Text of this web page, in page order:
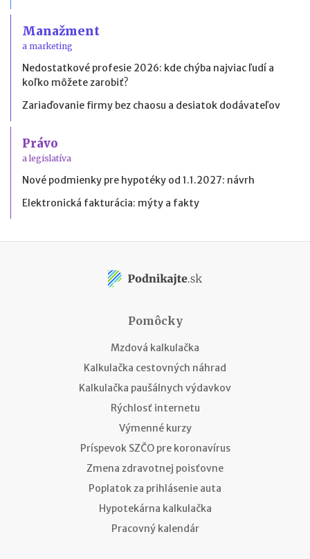
Manažment
a marketing
Nedostatkové profesie 2026: kde chýba najviac ľudí a
koľko môžete zarobiť?
Zariaďovanie firmy bez chaosu a desiatok dodávateľov
Právo
a legislatíva
Nové podmienky pre hypotéky od 1.1.2027: návrh
Elektronická fakturácia: mýty a fakty
Pomôcky
Mzdová kalkulačka
Kalkulačka cestovných náhrad
Kalkulačka paušálnych výdavkov
Rýchlosť internetu
Výmenné kurzy
Príspevok SZČO pre koronavírus
Zmena zdravotnej poisťovne
Poplatok za prihlásenie auta
Hypotekárna kalkulačka
Pracovný kalendár